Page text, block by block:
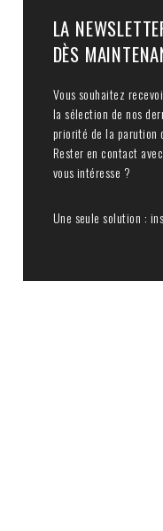
LA
DÈS
Vous souhaitez
la sélection de nos
priorité de la parution
Rester en contact
vous intéresse ?
Une seule solution :